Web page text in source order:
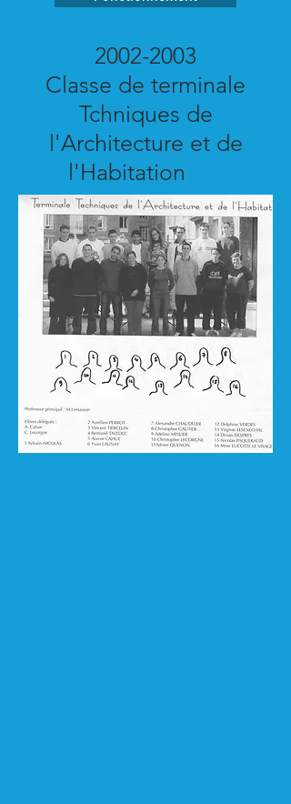
2002-2003
Classe de terminale
Tchniques de
l'Architecture et de
l'Habitation